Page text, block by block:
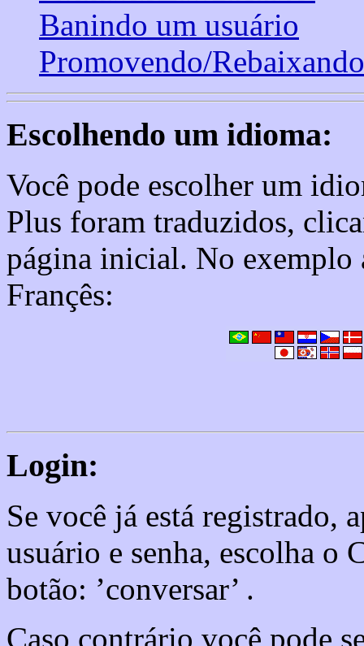
Banindo um usuário
Promovendo/
Escolhendo um idioma:
Você pode escolher um
Plus foram traduzidos,
página inicial. No exemplo
Françês:
Login:
Se você já está registrado,
usuário e senha, escolha o
botão: ’conversar’ .
Caso contrário você pode